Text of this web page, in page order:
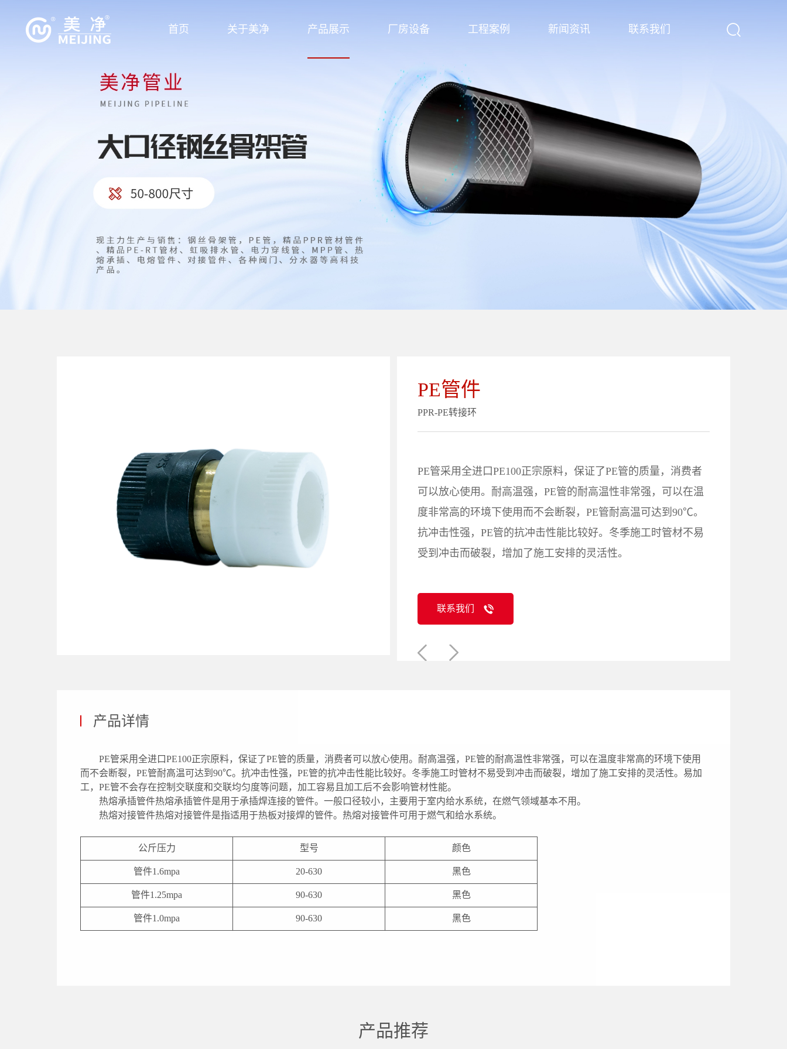
首页 关于美净 产品展示 厂房设备 工程案例 新闻资讯 联系我们
PE管件
PPR-PE转接环
PE管采用全进口PE100正宗原料，保证了PE管的质量，消费者
可以放心使用。耐高温强，PE管的耐高温性非常强，可以在温
度非常高的环境下使用而不会断裂，PE管耐高温可达到90℃。
抗冲击性强，PE管的抗冲击性能比较好。冬季施工时管材不易
受到冲击而破裂，增加了施工安排的灵活性。
联系我们
产品详情
PE管采用全进口PE100正宗原料，保证了PE管的质量，消费者可以放心使用。耐高温强，PE管的耐高温性非常强，可以在温度非常高的环境下使用
而不会断裂，PE管耐高温可达到90℃。抗冲击性强，PE管的抗冲击性能比较好。冬季施工时管材不易受到冲击而破裂，增加了施工安排的灵活性。易加
工，PE管不会存在控制交联度和交联均匀度等问题，加工容易且加工后不会影响管材性能。
热熔承插管件热熔承插管件是用于承插焊连接的管件。一般口径较小，主要用于室内给水系统，在燃气领域基本不用。
热熔对接管件热熔对接管件是指适用于热板对接焊的管件。热熔对接管件可用于燃气和给水系统。
公斤压力 型号 颜色
管件1.6mpa 20-630 黑色
管件1.25mpa 90-630 黑色
管件1.0mpa 90-630 黑色
产品推荐